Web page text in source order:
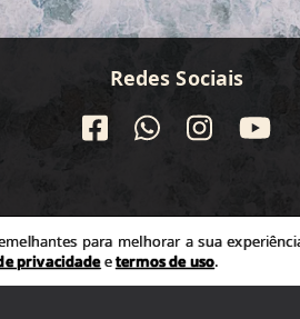
Redes Sociais
Venha nos conhecer
para melhorar a sua
privacidadeetermos de uso.